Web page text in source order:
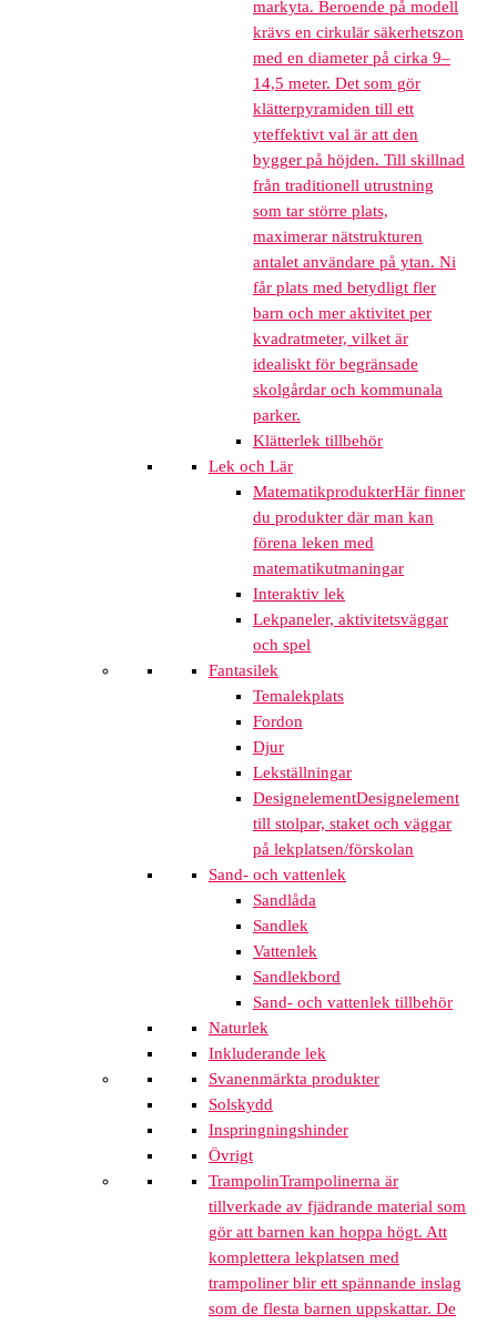
markyta. Beroende på modell
krävs en cirkulär säkerhetszon
med en diameter på cirka 9–
14,5 meter. Det som gör
klätterpyramiden till ett
yteffektivt val är att den
bygger på höjden. Till skillnad
från traditionell utrustning
som tar större plats,
maximerar nätstrukturen
antalet användare på ytan. Ni
får plats med betydligt fler
barn och mer aktivitet per
kvadratmeter, vilket är
idealiskt för begränsade
skolgårdar och kommunala
parker.
Klätterlek tillbehör
Lek och Lär
MatematikprodukterHär finner
du produkter där man kan
förena leken med
matematikutmaningar
Interaktiv lek
Lekpaneler, aktivitetsväggar
och spel
Fantasilek
Temalekplats
Fordon
Djur
Lekställningar
DesignelementDesignelement
till stolpar, staket och väggar
på lekplatsen/förskolan
Sand- och vattenlek
Sandlåda
Sandlek
Vattenlek
Sandlekbord
Sand- och vattenlek tillbehör
Naturlek
Inkluderande lek
Svanenmärkta produkter
Solskydd
Inspringningshinder
Övrigt
TrampolinTrampolinerna är
tillverkade av fjädrande material som
gör att barnen kan hoppa högt. Att
komplettera lekplatsen med
trampoliner blir ett spännande inslag
som de flesta barnen uppskattar. De